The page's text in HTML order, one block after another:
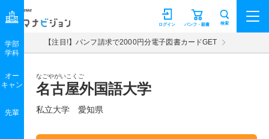
マナビジョン パンフ・願書
ログイン 検索
【注目!】パンフ請求で2000円分電子図書カードGET
なごやがいこくご
名古屋外国語大学
私立大学 愛知県
学部
学科
オー
キャン
先輩